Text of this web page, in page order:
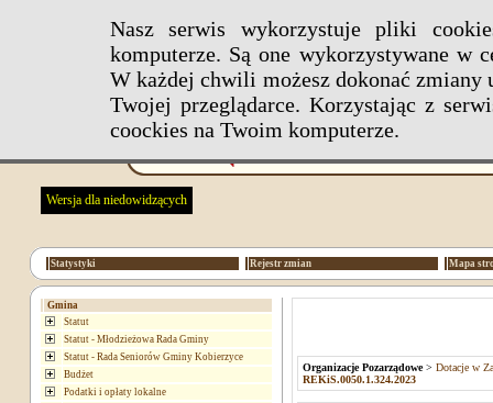
Nasz serwis wykorzystuje pliki
komputerze. Są one wykorzystywane w
W każdej chwili możesz dokonać
Twojej przeglądarce. Korzystając z
coockies na Twoim komputerze.
Wersja dla niedowidzących
Statystyki Rejestr zmian Mapa
Gmina
Statut
Statut - Młodzieżowa Rada Gminy
Statut - Rada Seniorów Gminy Kobierzyce
Budżet
Podatki i opłaty lokalne
Organizacje Pozarządowe> Dotacje w
REKiS.0050.1.324.2023